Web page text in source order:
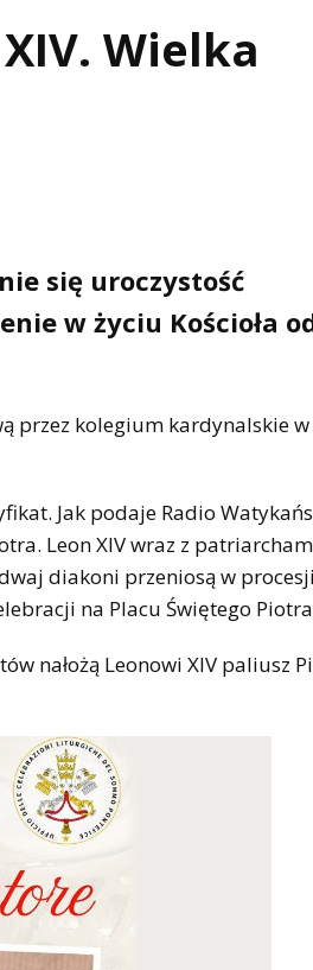
Wielka
się uroczystość
w życiu Kościoła
przez kolegium kardynalskie
Jak podaje Radio
Leon XIV wraz z
diakoni przeniosą w
na Placu Świętego
nałożą Leonowi XIV paliusz